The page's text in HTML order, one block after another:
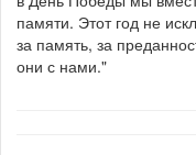
памяти. Этот год не
за память, за
они с нами."